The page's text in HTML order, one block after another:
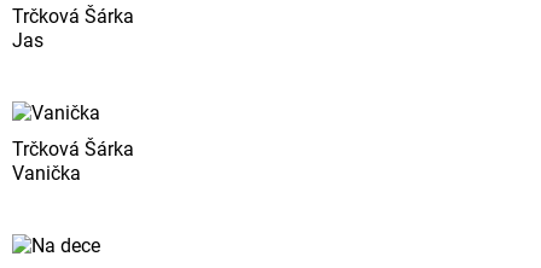
Trčková Šárka
Jas
Trčková Šárka
Vanička